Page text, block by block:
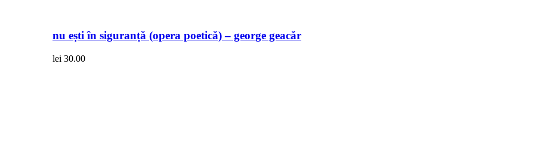
nu ești în siguranță (opera poetică) – george geacăr
lei 30.00